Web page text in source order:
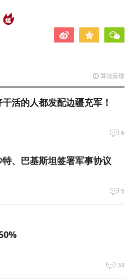
算法反馈
活的人都发配边疆充军！
6
、巴基斯坦签署军事协议
5
34